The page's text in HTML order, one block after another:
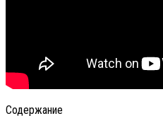
Содержание